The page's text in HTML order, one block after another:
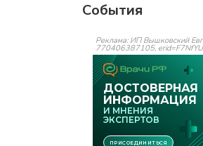
События
Реклама: ИП Вышковский
770406387105,